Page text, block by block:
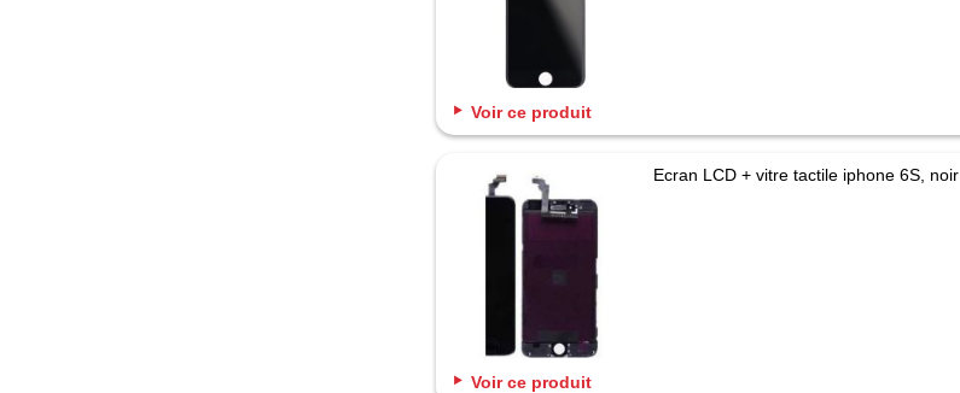
Voir ce produit
Ecran LCD + vitre tactile iphone 6S, noir
Voir ce produit